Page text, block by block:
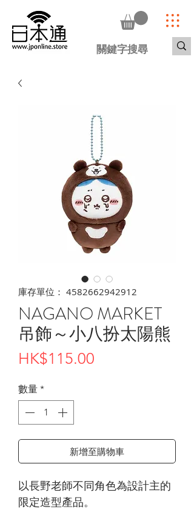
庫存單位： 4582662942912
NAGANO MARKET
吊飾～小八扮太陽熊
HK$115.00
數量 *
新增至購物車
以長野老師不同角色為設計主的
限定造型產品。